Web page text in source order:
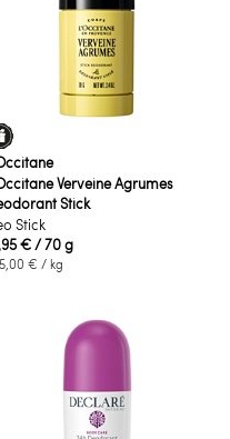
Verveine Agrumes
Stick
Stick
€/ 70 g
€ / kg